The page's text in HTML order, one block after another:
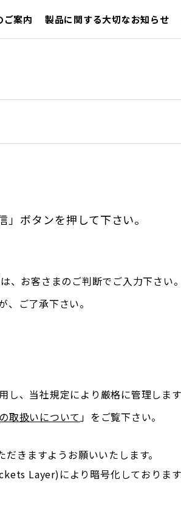
ご案内 製品に関する大切なお知らせ
ボタンを押して下さい。
お客さまのご判断でご入力下さい。
ご了承下さい。
、当社規定により厳格に管理します
取扱いについて」をご覧下さい。
きますようお願いいたします。
Layer)により暗号化しております